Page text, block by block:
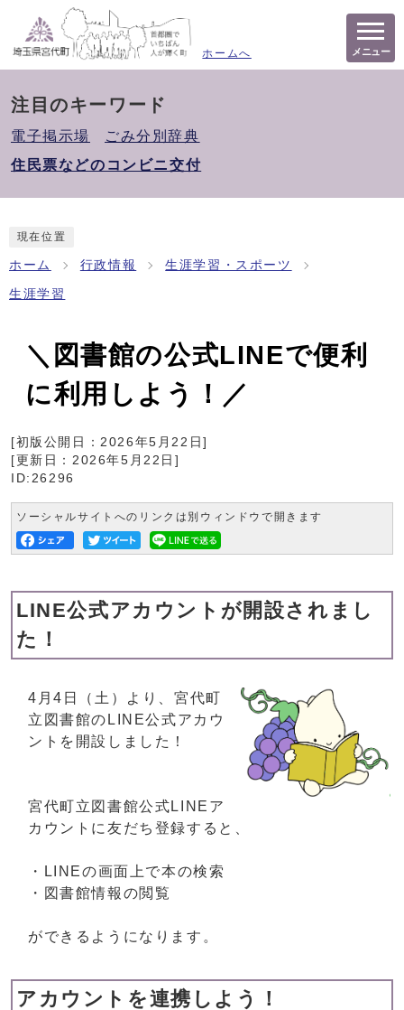
ホームへ メニュー
注目のキーワード
電子掲示場
ごみ分別辞典
住民票などのコンビニ交付
現在位置
ホーム 行政情報 生涯学習・スポーツ
生涯学習
＼図書館の公式LINEで便利
に利用しよう！／
[初版公開日：2026年5月22日]
[更新日： 2026年5月22日 ]
ID:26296
ソーシャルサイトへのリンクは別ウィンドウで開きます
LINE公式アカウントが開設されまし
た！
4月4日（土）より、宮代町
立図書館のLINE公式アカウ
ントを開設しました！
宮代町立図書館公式LINEア
カウントに友だち登録すると、
・LINEの画面上で本の検索
・図書館情報の閲覧
ができるようになります。
アカウントを連携しよう！